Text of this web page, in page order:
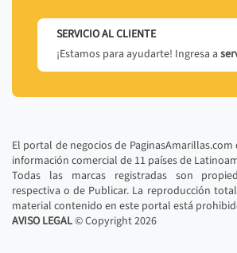
SERVICIO AL CLIENTE
¡Estamos para ayudarte! Ingresa a
El portal de negocios de
información comercial de 11 países de
Todas las marcas registradas son
respectiva o de Publicar. La reproducción
material contenido en este portal está
AVISO LEGAL© Copyright2026